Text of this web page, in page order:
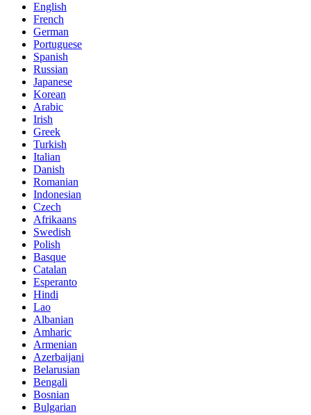
English
French
German
Portuguese
Spanish
Russian
Japanese
Korean
Arabic
Irish
Greek
Turkish
Italian
Danish
Romanian
Indonesian
Czech
Afrikaans
Swedish
Polish
Basque
Catalan
Esperanto
Hindi
Lao
Albanian
Amharic
Armenian
Azerbaijani
Belarusian
Bengali
Bosnian
Bulgarian